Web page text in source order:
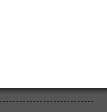
（2 件）